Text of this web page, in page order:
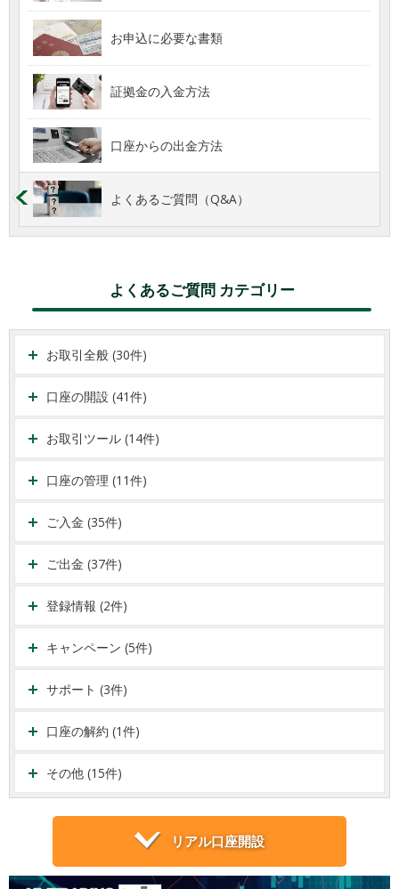
お申込に必要な書類
証拠金の入金方法
口座からの出金方法
よくあるご質問（Q&A）
よくあるご質問 カテゴリー
お取引全般 (30件)
口座の開設 (41件)
お取引ツール (14件)
口座の管理 (11件)
ご入金 (35件)
ご出金 (37件)
登録情報 (2件)
キャンペーン (5件)
サポート (3件)
口座の解約 (1件)
その他 (15件)
リアル口座開設